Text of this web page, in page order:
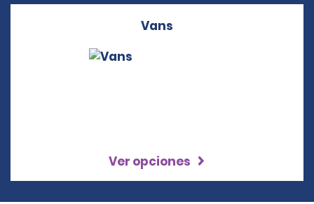
Vans
Ver opciones